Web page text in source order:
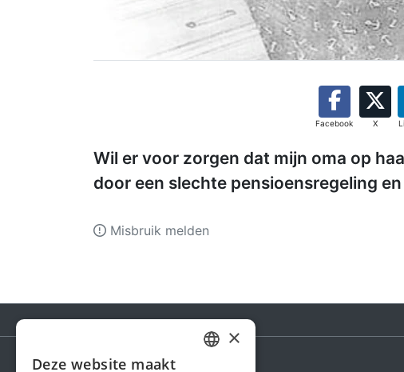
Facebook X
Wil er voor zorgen dat mijn oma op
door een slechte pensioensregeling
Misbruik melden
×
Deze website maakt